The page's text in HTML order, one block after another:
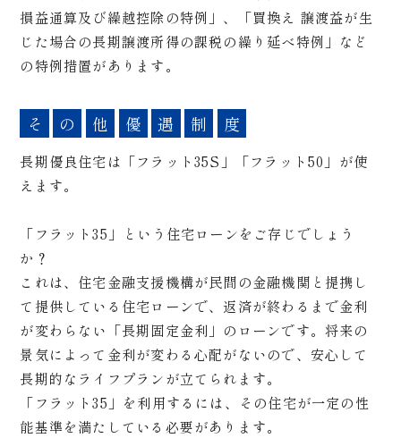
損益通算及び繰越控除の特例」、「買換え 譲渡益が生
じた場合の長期譲渡所得の課税の繰り延べ特例」など
の特例措置があります。
そ の 他 優 遇 制 度
長期優良住宅は「フラット35S」「フラット50」が使
えます。
「フラット35」という住宅ローンをご存じでしょう
か？
これは、住宅金融支援機構が民間の金融機関と提携し
て提供している住宅ローンで、返済が終わるまで金利
が変わらない「長期固定金利」のローンです。将来の
景気によって金利が変わる心配がないので、安心して
長期的なライフプランが立てられます。
「フラット35」を利用するには、その住宅が一定の性
能基準を満たしている必要があります。